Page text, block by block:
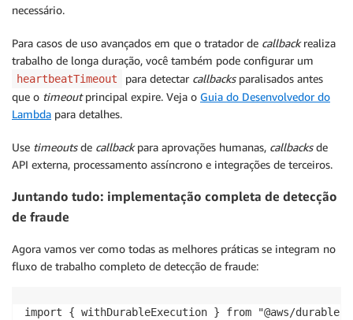
necessário.
Para casos de uso avançados em que o tratador de callbackrealiza
trabalho de longa duração, você também pode configurar um
heartbeatTimeout para detectar callbacksparalisados antes
que o timeoutprincipal expire. Veja o Guia do Desenvolvedor do
Lambda para detalhes.
Use timeoutsde callbackpara aprovações humanas, callbacksde
API externa, processamento assíncrono e integrações de terceiros.
Juntando tudo: implementação completa de detecção
de fraude
Agora vamos ver como todas as melhores práticas se integram no
fluxo de trabalho completo de detecção de fraude:
import { withDurableExecution } from "@aws/